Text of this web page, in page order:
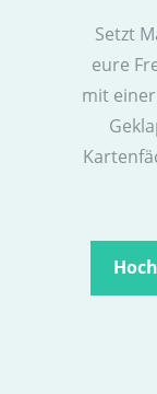
Setzt
eure
mit